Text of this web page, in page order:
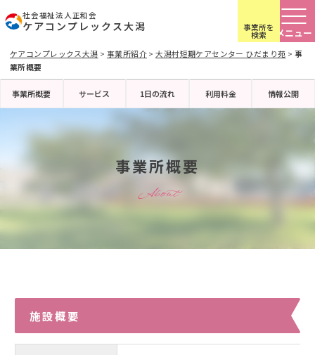
社会福祉法人正和会
ケアコンプレックス大潟
ケアコンプレックス大潟 > 事業所紹介>大潟村短期ケアセンター ひだまり苑 > 事
業所概要
事業所を
検索
事業所概要 サービス 1日の流れ 利用料金 情報公開
事業所概要
About
施設概要